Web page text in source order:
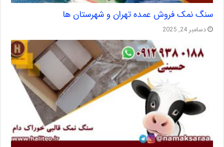
سنگ نمک فروش عمده تهران و شهرستان ها
دسامبر 24, 2025